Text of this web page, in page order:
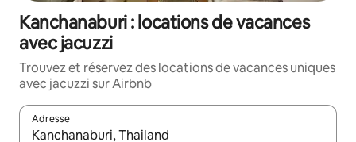
Kanchanaburi : locations de vacances
avec jacuzzi
Trouvez et réservez des locations de vacances uniques
avec jacuzzi sur Airbnb
Adresse
Lorsque les résultats s'affichent, utilisez les flèches vers le